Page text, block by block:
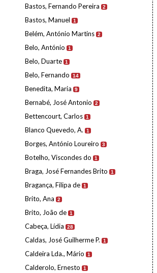
Bastos, Fernando Pereira 2
Bastos, Manuel 1
Belém, António Martins 2
Belo, António 1
Belo, Duarte 1
Belo, Fernando 14
Benedita, Maria 9
Bernabé, José Antonio 2
Bettencourt, Carlos 1
Blanco Quevedo, A. 1
Borges, António Loureiro 3
Botelho, Viscondes do 1
Braga, José Fernandes Brito 1
Bragança, Filipa de 1
Brito, Ana 2
Brito, João de 1
Cabeça, Lídia 28
Caldas, José Guilherme P. 1
Caldeira Lda., Mário 1
Calderolo, Ernesto 1